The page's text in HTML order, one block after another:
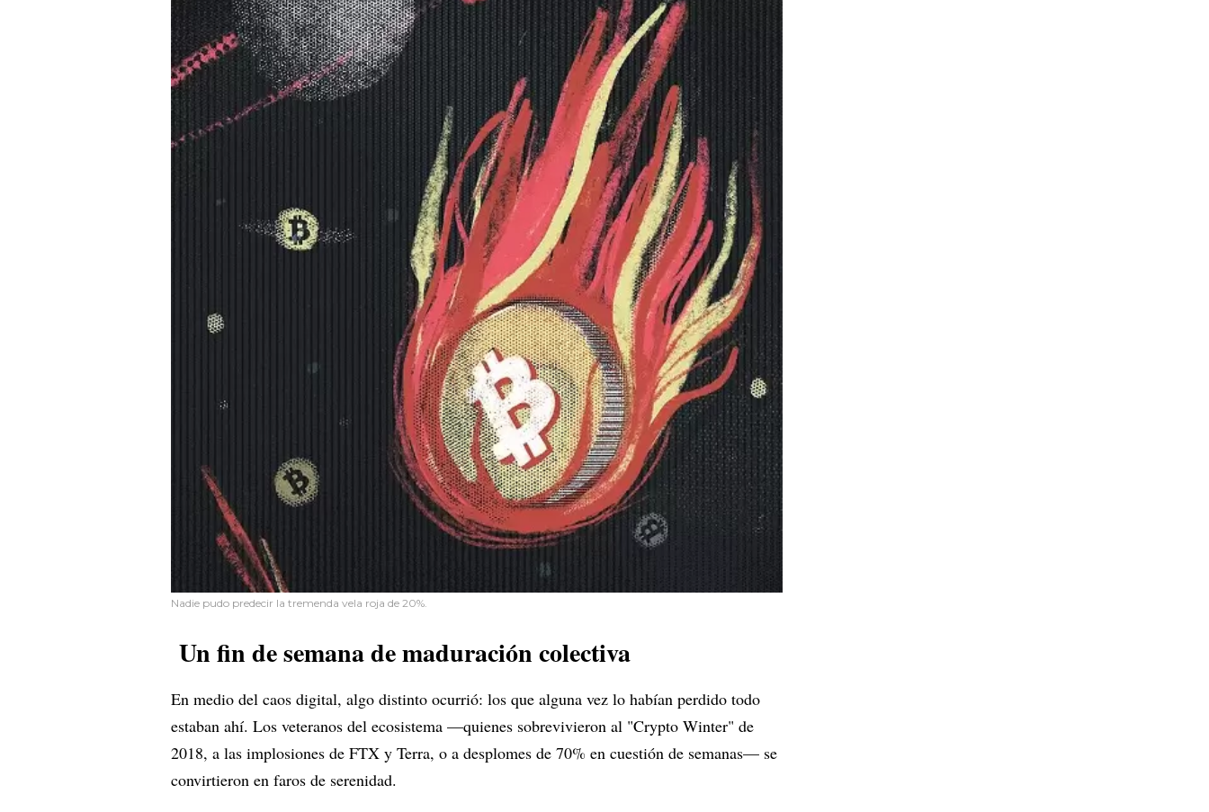
Nadie pudo predecir la tremenda vela roja de 20%.
Un fin de semana de maduración colectiva
En medio del caos digital, algo distinto ocurrió: los que alguna vez lo habían perdido todo
estaban ahí. Los veteranos del ecosistema —quienes sobrevivieron al "Crypto Winter" de
2018, a las implosiones de FTX y Terra, o a desplomes de 70% en cuestión de semanas— se
convirtieron en faros de serenidad.